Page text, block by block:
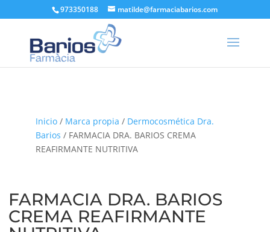
973350188 matilde@farmaciabarios.com
Inicio/ Marca propia / Dermocosmética Dra.
Barios / FARMACIA DRA. BARIOS CREMA
REAFIRMANTE NUTRITIVA
FARMACIA DRA. BARIOS
CREMA REAFIRMANTE